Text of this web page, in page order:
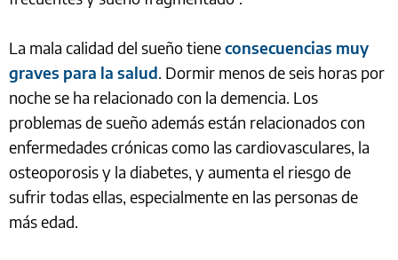
La mala calidad del sueño tieneconsecuencias muy
graves para la salud. Dormir menos de seis horas por
noche se ha relacionado con la demencia. Los
problemas de sueño además están relacionados con
enfermedades crónicas como las cardiovasculares, la
osteoporosis y la diabetes, y aumenta el riesgo de
sufrir todas ellas, especialmente en las personas de
más edad.